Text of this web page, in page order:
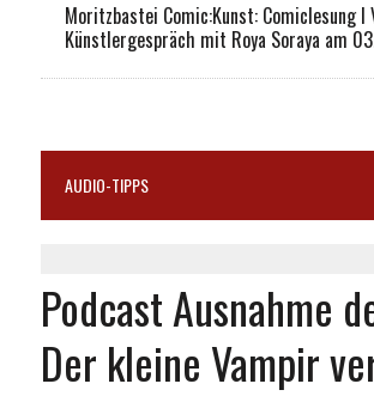
Moritzbastei Comic:Kunst: Comiclesung I
Künstlergespräch mit Roya Soraya am
AUDIO-TIPPS
Podcast Ausnahme
Der kleine Vampir